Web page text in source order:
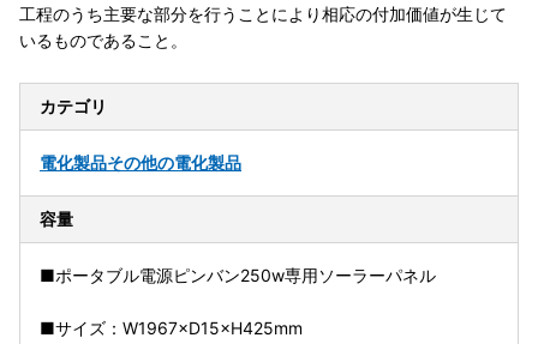
工程のうち主要な部分を行うことにより相応の付加価値が生じて
いるものであること。
カテゴリ
電化製品その他の電化製品
容量
■ポータブル電源ピンバン250w専用ソーラーパネル
■サイズ：W1967×D15×H425mm